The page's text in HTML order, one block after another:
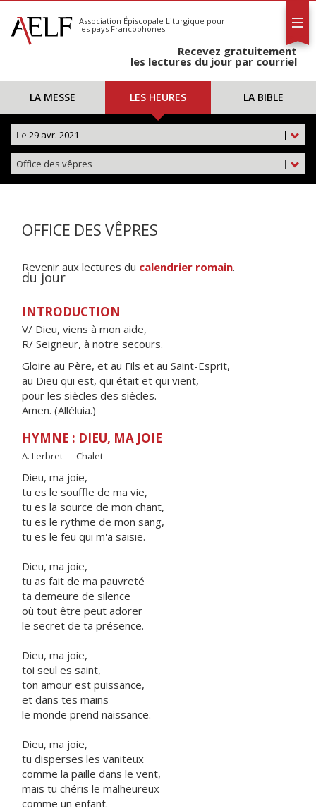
S'abonner
Calendrier
Association Épiscopale Liturgique pour
les pays Francophones
Recevez gratuitement
les lectures du jour par courriel
LA MESSE LES HEURES LA BIBLE
|
Le 29 avr. 2021
|
Office des vêpres
OFFICE DES VÊPRES
Revenir aux lectures du calendrier romain.
du jour
INTRODUCTION
V/ Dieu, viens à mon aide,
R/ Seigneur, à notre secours.
Gloire au Père, et au Fils et au Saint-Esprit,
au Dieu qui est, qui était et qui vient,
pour les siècles des siècles.
Amen. (Alléluia.)
HYMNE : DIEU, MA JOIE
A. Lerbret — Chalet
Dieu, ma joie,
tu es le souffle de ma vie,
tu es la source de mon chant,
tu es le rythme de mon sang,
tu es le feu qui m'a saisie.
Dieu, ma joie,
tu as fait de ma pauvreté
ta demeure de silence
où tout être peut adorer
le secret de ta présence.
Dieu, ma joie,
toi seul es saint,
ton amour est puissance,
et dans tes mains
le monde prend naissance.
Dieu, ma joie,
tu disperses les vaniteux
comme la paille dans le vent,
mais tu chéris le malheureux
comme un enfant.